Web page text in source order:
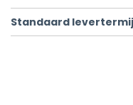
Standaard